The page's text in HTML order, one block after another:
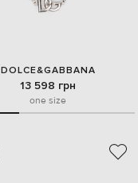
DOLCE&GABBANA
13 598 грн
one size